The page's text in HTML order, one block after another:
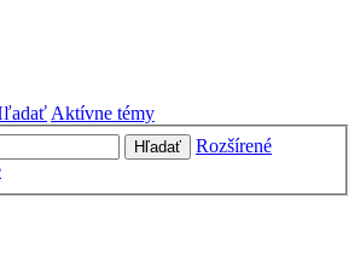
Aktívne témy
Hľadať
Rozšírené